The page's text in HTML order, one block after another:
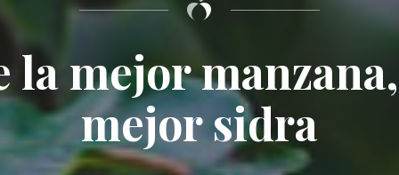
la mejor
mejor sidra